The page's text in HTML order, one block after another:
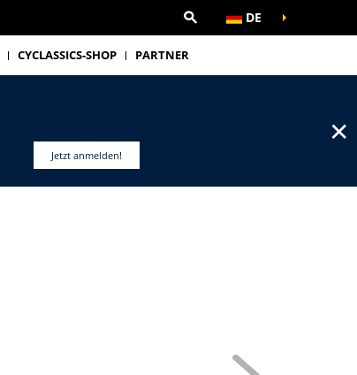
DE
CYCLASSICS-SHOP PARTNER
Jetzt anmelden!
✕